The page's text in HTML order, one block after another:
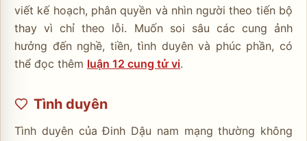
viết kế hoạch, phân quyền và nhìn người theo tiến bộ
thay vì chỉ theo lỗi. Muốn soi sâu các cung ảnh
hưởng đến nghề, tiền, tình duyên và phúc phần, có
thể đọc thêm luận 12 cung tử vi.
Tình duyên
Tình duyên của Đinh Dậu nam mạng thường không